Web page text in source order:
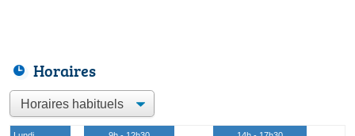
Horaires